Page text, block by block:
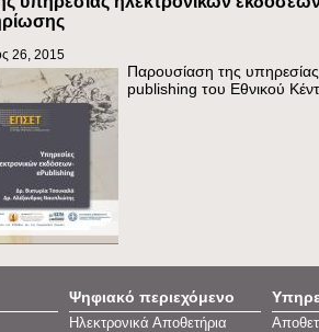
26, 2015
Παρουσίαση της
publishing του Εθνικού
Ψηφιακό περιεχόμενο
Ηλεκτρονικά Αποθετήρια